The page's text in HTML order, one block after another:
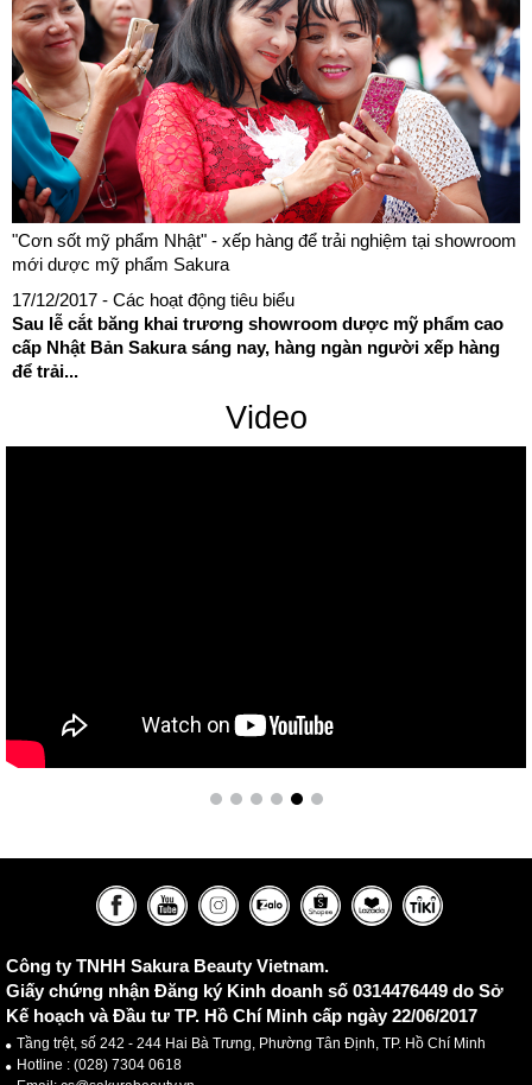
"Cơn sốt mỹ phẩm Nhật" - xếp hàng để trải nghiệm tại showroom
mới dược mỹ phẩm Sakura
17/12/2017 - Các hoạt động tiêu biểu
Sau lễ cắt băng khai trương showroom dược mỹ phẩm cao
cấp Nhật Bản Sakura sáng nay, hàng ngàn người xếp hàng
để trải...
Video
Công ty TNHH Sakura Beauty Vietnam.
Giấy chứng nhận Đăng ký Kinh doanh số 0314476449 do Sở
Kế hoạch và Đầu tư TP. Hồ Chí Minh cấp ngày 22/06/2017
Tầng trệt, số 242 - 244 Hai Bà Trưng, Phường Tân Định, TP. Hồ Chí Minh
Hotline : (028) 7304 0618